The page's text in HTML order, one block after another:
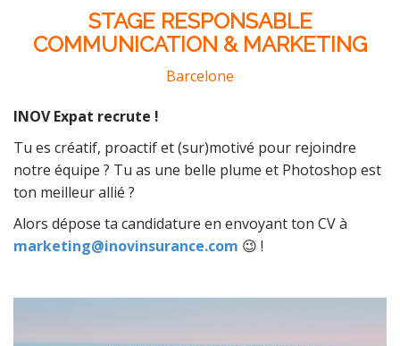
STAGE RESPONSABLE
COMMUNICATION & MARKETING
Barcelone
INOV Expat recrute !
Tu es créatif, proactif et (sur)motivé pour rejoindre
notre équipe ? Tu as une belle plume et Photoshop est
ton meilleur allié ?
Alors dépose ta candidature en envoyant ton CV à
marketing@inovinsurance.com 😉 !